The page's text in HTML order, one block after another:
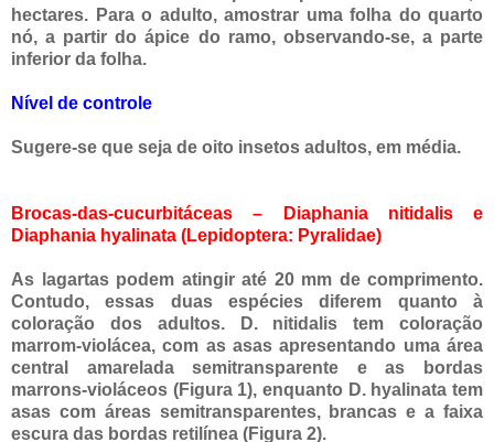
hectares. Para o adulto, amostrar uma folha do quarto
nó, a partir do ápice do ramo, observando-se, a parte
inferior da folha.
Nível de controle
Sugere-se que seja de oito insetos adultos, em média.
Brocas-das-cucurbitáceas – Diaphania nitidalis e
Diaphania hyalinata (Lepidoptera: Pyralidae)
As lagartas podem atingir até 20 mm de comprimento.
Contudo, essas duas espécies diferem quanto à
coloração dos adultos. D. nitidalis tem coloração
marrom-violácea, com as asas apresentando uma área
central amarelada semitransparente e as bordas
marrons-violáceos (Figura 1), enquanto D. hyalinata tem
asas com áreas semitransparentes, brancas e a faixa
escura das bordas retilínea (Figura 2).